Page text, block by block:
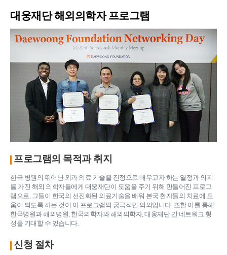
대웅재단 해외의학자 프로그램
프로그램의 목적과 취지
한국 병원의 뛰어난 외과 의료 기술을 진정으로 배우고자 하는 열정과 의지
를 가진 해외 의학자들에게 대웅재단이 도움을 주기 위해 만들어진 프로그
램으로, 그들이 한국의 선진화된 의료기술을 배워 본국 환자들의 치료에 도
움이 되도록 하는 것이 이 프로그램의 궁극적인 의의입니다. 또한 이를 통해
한국병원과 해외병원, 한국의학자와 해외의학자, 대웅재단 간 네트워크 형
성을 기대할 수 있습니다.
신청 절차